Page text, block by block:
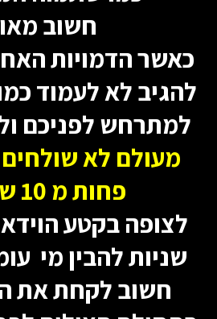
חשוב
כאשר הדמויות
להגיב לא לעמוד
למתרחש לפניכם
מעולם לא
פחות מ 10 שניות!
שניות להבין מי
חשוב לקחת את